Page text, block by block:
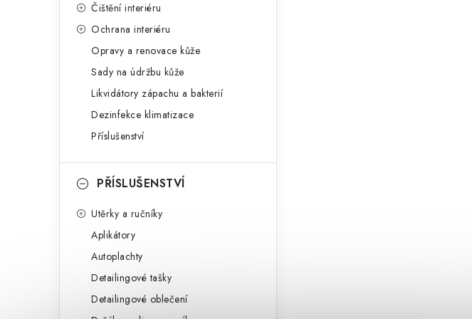
Čištění interiéru
Ochrana interiéru
Opravy a renovace kůže
Sady na údržbu kůže
Likvidátory zápachu a bakterií
Dezinfekce klimatizace
Příslušenství
PŘÍSLUŠENSTVÍ
Utěrky a ručníky
Aplikátory
Autoplachty
Detailingové tašky
Detailingové oblečení